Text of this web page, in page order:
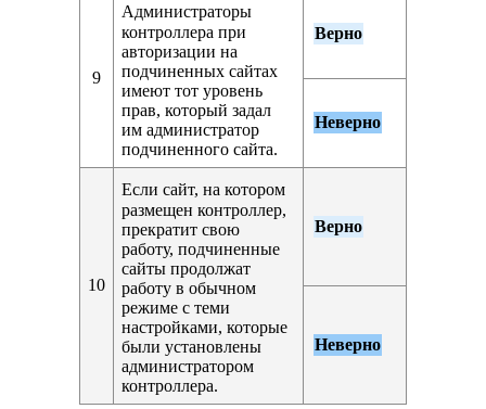
9
Администраторы
контроллера при
авторизации на
подчиненных сайтах
имеют тот уровень
прав, который задал
им администратор
подчиненного сайта.
Верно
Неверно
10
Если сайт, на котором
размещен контроллер,
прекратит свою
работу, подчиненные
сайты продолжат
работу в обычном
режиме с теми
настройками, которые
были установлены
администратором
контроллера.
Верно
Неверно